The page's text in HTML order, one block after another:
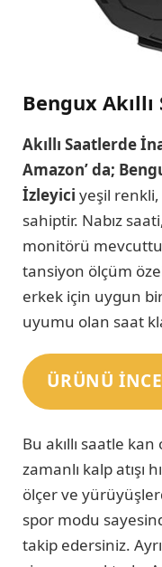
Bengux
Akıllı Saatlerde
Amazon’ da;
İzleyici yeşil
sahiptir. Nabız
monitörü
tansiyon ölçüm
erkek için uygun
uyumu olan saat
ÜRÜNÜ
Bu akıllı saatle
zamanlı kalp atışı
ölçer ve
spor modu
takip edersiniz.